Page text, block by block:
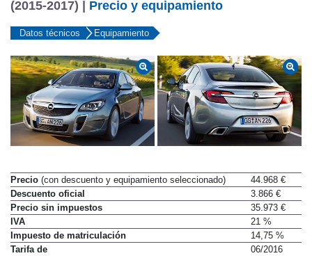
(2015-2017) |
Precio y equipamiento
Precio(con descuento y equipamiento seleccionado)
44.968 €
Descuento oficial
3.866 €
Precio sin impuestos
35.973 €
IVA
21 %
Impuesto de matriculación
14,75 %